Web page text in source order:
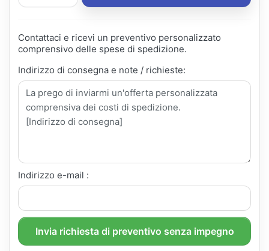
Contattaci e ricevi un preventivo personalizzato
comprensivo delle spese di spedizione.
Indirizzo di consegna e note / richieste:
Indirizzo e-mail :
Invia richiesta di preventivo senza impegno